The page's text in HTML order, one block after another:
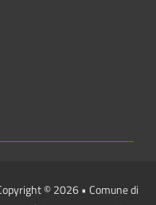
© 2026 • Comune di